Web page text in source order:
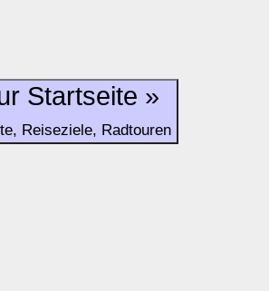
Zurück zur Startseite »
Reiseziele, Radtouren